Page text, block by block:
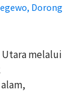
Dorong
Utara melalui